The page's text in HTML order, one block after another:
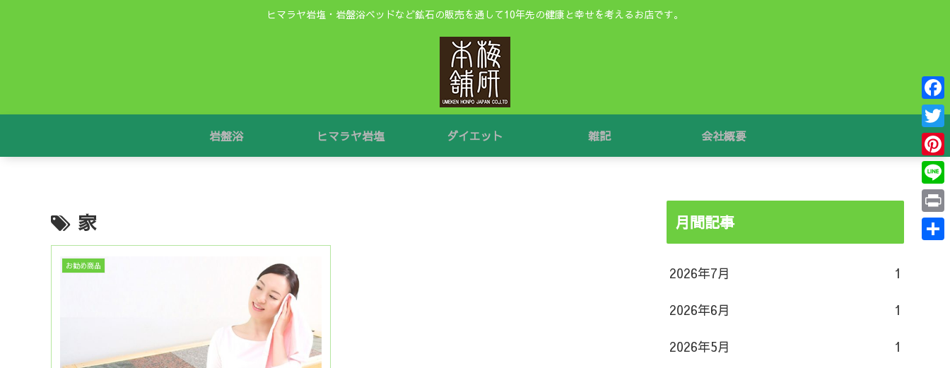
ヒマラヤ岩塩・岩盤浴ベッドなど鉱石の販売を通して10年先の健康と幸せを考えるお店です。
岩盤浴 ヒマラヤ岩塩 ダイエット 雑記 会社概要
家
お勧め商品
月間記事
2026年7月 1
2026年6月 1
2026年5月 1
F
a
c
e
b
o
o
T
w
i
t
t
P
i
n
t
L
i
n
P
r